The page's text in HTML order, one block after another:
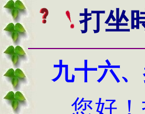
打坐
九十六、
您好